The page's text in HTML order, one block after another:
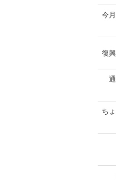
今
復
ち